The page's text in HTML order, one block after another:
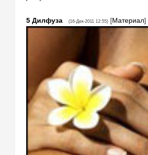
5 Дилфуза (16-Дек-2011 12:55) [Материал]